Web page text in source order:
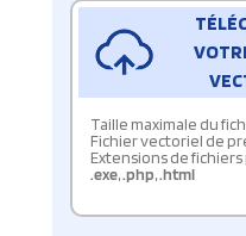
Taille maximale du
Fichier vectoriel de
Extensions de fichiers
.exe,.php,.html